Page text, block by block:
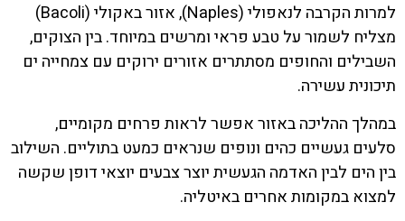
למרות הקרבה לנאפולי (Naples), אזור באקולי (Bacoli)
מצליח לשמור על טבע פראי ומרשים במיוחד. בין הצוקים,
השבילים והחופים מסתתרים אזורים ירוקים עם צמחייה ים
תיכונית עשירה.
במהלך ההליכה באזור אפשר לראות פרחים מקומיים,
סלעים געשיים כהים ונופים שנראים כמעט בתוליים. השילוב
בין הים לבין האדמה הגעשית יוצר צבעים יוצאי דופן שקשה
למצוא במקומות אחרים באיטליה.